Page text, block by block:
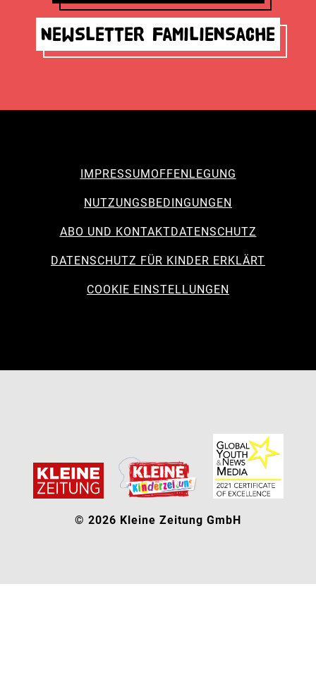
Newsletter Familiensache
IMPRESSUMOFFENLEGUNG
NUTZUNGSBEDINGUNGEN
ABO UND KONTAKTDATENSCHUTZ
DATENSCHUTZ FÜR KINDER ERKLÄRT
COOKIE EINSTELLUNGEN
© 2026 Kleine Zeitung GmbH